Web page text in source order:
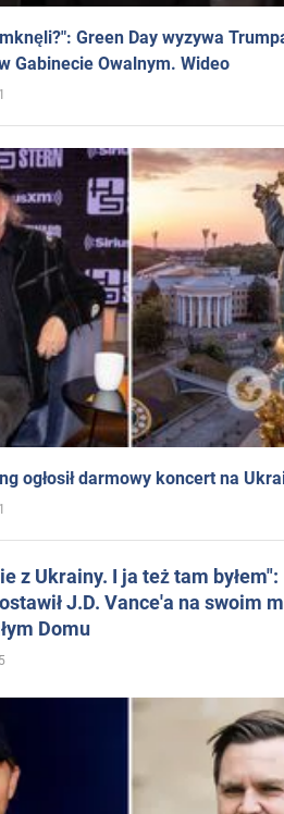
Green Day wyzywa
Gabinecie Owalnym. Wideo
1
ogłosił darmowy koncert na
1
z Ukrainy. I ja też tam
J.D. Vance'a na swoim
Domu
5